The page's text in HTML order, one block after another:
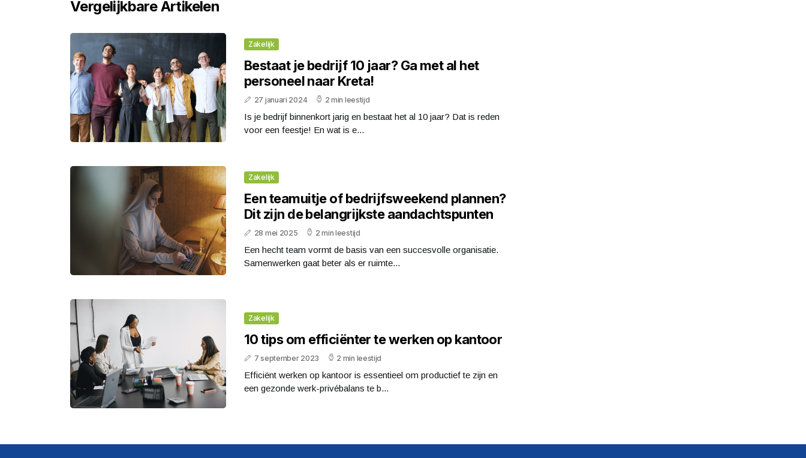
Vergelijkbare Artikelen
Zakelijk
Bestaat je bedrijf 10 jaar? Ga met al het
personeel naar Kreta!
27 januari 2024 2 min leestijd
Is je bedrijf binnenkort jarig en bestaat het al 10 jaar? Dat is reden
voor een feestje! En wat is e...
Zakelijk
Een teamuitje of bedrijfsweekend plannen?
Dit zijn de belangrijkste aandachtspunten
28 mei 2025 2 min leestijd
Een hecht team vormt de basis van een succesvolle organisatie.
Samenwerken gaat beter als er ruimte...
Zakelijk
10 tips om efficiënter te werken op kantoor
7 september 2023 2 min leestijd
Efficiënt werken op kantoor is essentieel om productief te zijn en
een gezonde werk-privébalans te b...